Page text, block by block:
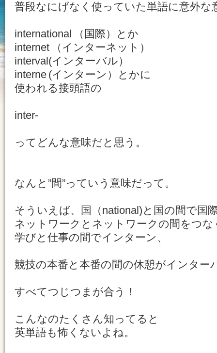
普段なにげなく使っていた単語に意外な
international （国際）とか
internet （インターネット）
interval(インターバル）
interne (インターン）とかに
使われる接頭語の
inter-
ってどんな意味だと思う。
なんと”間”っていう意味だって。
そういえば、国（national)と国の間で国
ネットワークとネットワークの間をつな
学びと仕事の間でインターン、
競技の本番と本番の間の休憩がインター
すべてつじつまが合う！
こんなのたくさん知ってると
英単語も怖くないよね。